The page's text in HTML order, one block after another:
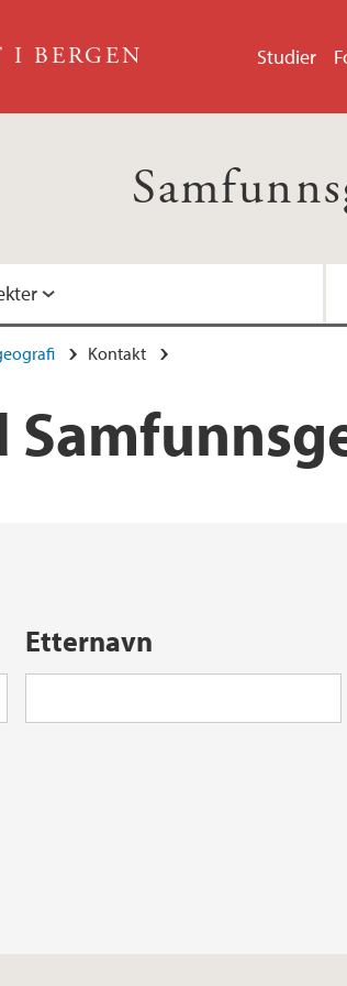
I BERGEN Studier
Kontakt
Etternavn